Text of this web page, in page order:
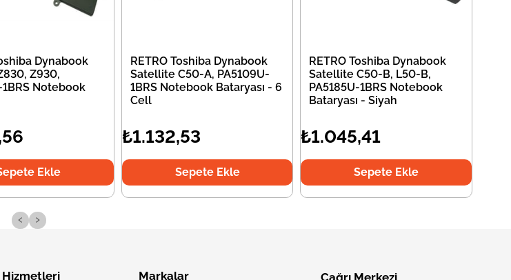
Dynabook
Z930,
1BRS Notebook
Ekle
RETRO Toshiba Dynabook
Satellite C50-A, PA5109U-
1BRS Notebook Bataryası - 6
Cell
₺1.132,53
Sepete Ekle
RETRO Toshiba Dynabook
Satellite C50-B, L50-B,
PA5185U-1BRS Notebook
Bataryası - Siyah
₺1.045,41
Sepete Ekle
‹ ›
Markalar Çağrı Merkezi